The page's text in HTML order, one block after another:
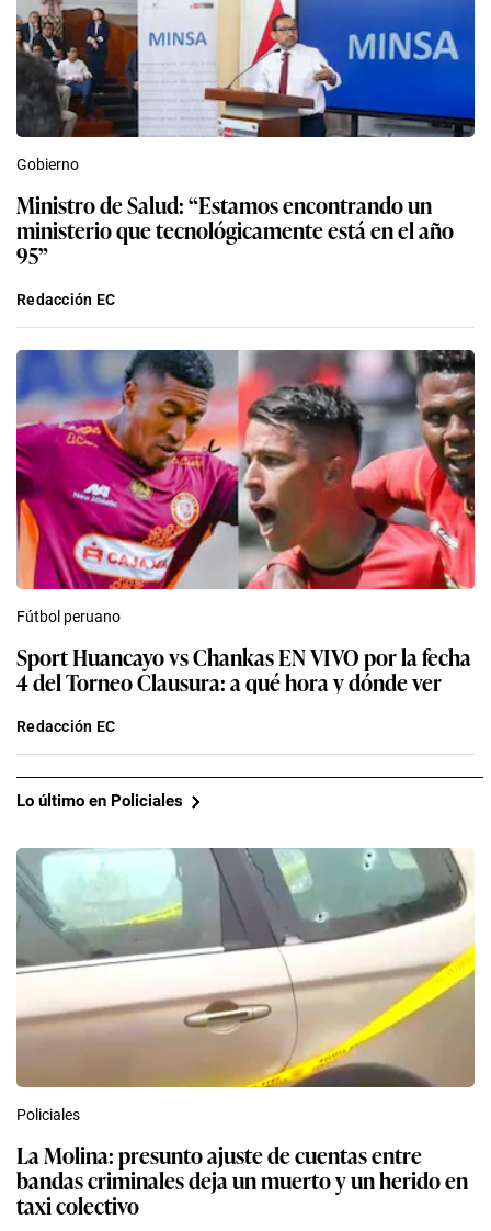
Gobierno
Ministro de Salud: “Estamos encontrando un
ministerio que tecnológicamente está en el año
95”
Redacción EC
Fútbol peruano
Sport Huancayo vs Chankas EN VIVO por la fecha
4 del Torneo Clausura: a qué hora y dónde ver
Redacción EC
Lo último en Policiales
Policiales
La Molina: presunto ajuste de cuentas entre
bandas criminales deja un muerto y un herido en
taxi colectivo